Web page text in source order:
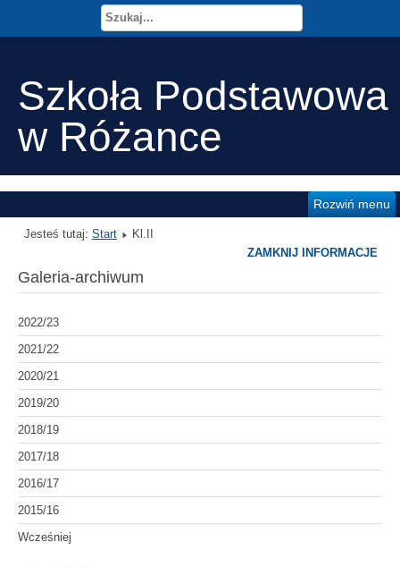
Szkoła Podstawowa
w Różance
Rozwiń menu
Jesteś tutaj: Start Kl.II
Galeria-archiwum
2022/23
2021/22
2020/21
2019/20
2018/19
2017/18
2016/17
2015/16
Wcześniej
ZAMKNIJ INFORMACJE